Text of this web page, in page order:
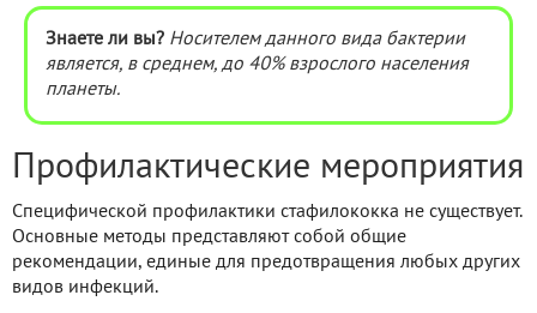
Знаете ли вы? Носителем данного вида бактерии
является, в среднем, до 40% взрослого населения
планеты.
Профилактические мероприятия
Специфической профилактики стафилококка не существует.
Основные методы представляют собой общие
рекомендации, единые для предотвращения любых других
видов инфекций.